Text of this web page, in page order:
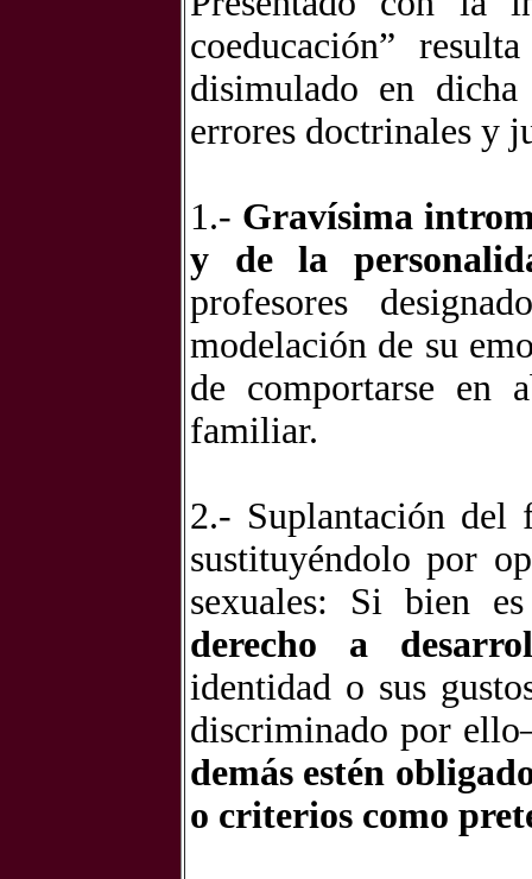
coeducación”
disimulado en
errores doctrinales y
1.- Gravísima
y de la
profesores
modelación de su
de comportarse en
familiar.
2.- Suplantación del
sustituyéndolo por
sexuales: Si bien
derecho a
identidad o sus
discriminado por
demás estén
o criterios como